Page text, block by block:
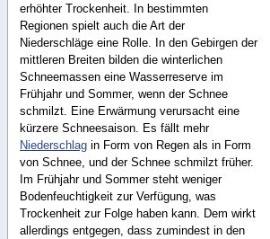
erhöhter Trockenheit. In bestimmten
Regionen spielt auch die Art der
Niederschläge eine Rolle. In den Gebirgen der
mittleren Breiten bilden die winterlichen
Schneemassen eine Wasserreserve im
Frühjahr und Sommer, wenn der Schnee
schmilzt. Eine Erwärmung verursacht eine
kürzere Schneesaison. Es fällt mehr
Niederschlagin Form von Regen als in Form
von Schnee, und der Schnee schmilzt früher.
Im Frühjahr und Sommer steht weniger
Bodenfeuchtigkeit zur Verfügung, was
Trockenheit zur Folge haben kann. Dem wirkt
allerdings entgegen, dass zumindest in den